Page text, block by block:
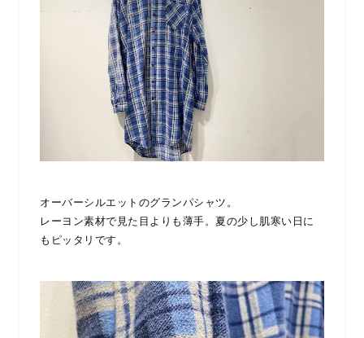
オーバーシルエットのグランパシャツ。
レーヨン素材で見た目よりも薄手。夏の少し肌寒い日に
もピッタリです。